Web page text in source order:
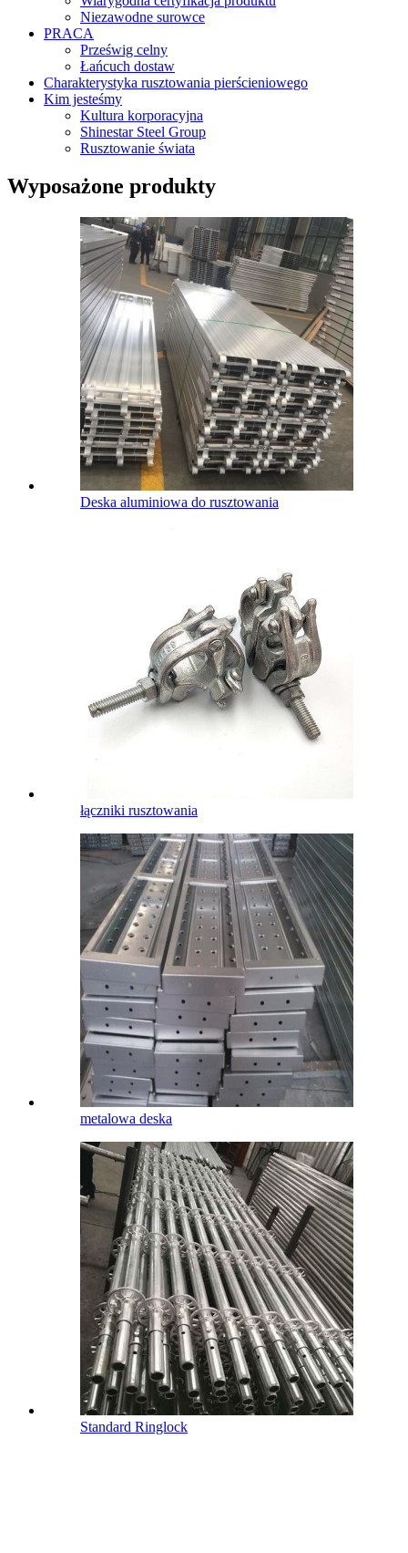
Niezawodne surowce
PRACA
Prześwig celny
Łańcuch dostaw
Charakterystyka rusztowania pierścieniowego
Kim jesteśmy
Kultura korporacyjna
Shinestar Steel Group
Rusztowanie świata
Wyposażone produkty
Deska aluminiowa do rusztowania
łączniki rusztowania
metalowa deska
Standard Ringlock